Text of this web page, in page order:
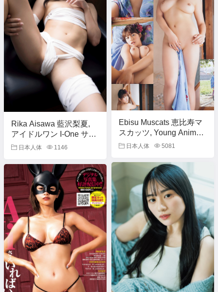
Ebisu Muscats 恵比寿マ
スカッツ, Young Animal
2011 No.18 (ヤングアニ
日本人体 5081
Rika Aisawa 藍沢梨夏,
アイドルワン I-One サン
プル版 フェティシズム
日本人体 1146